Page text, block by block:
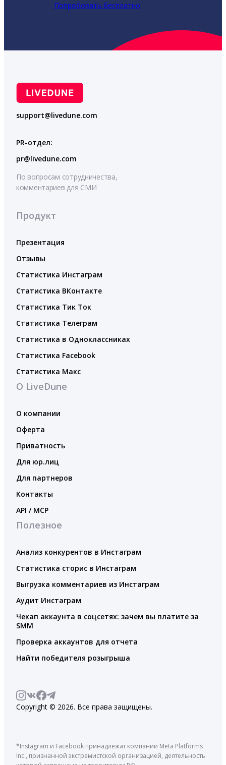
Попробовать бесплатно
support@livedune.com
PR-отдел:
pr@livedune.com
По вопросам сотрудничества,
комментариев для СМИ
Продукт
Презентация
Отзывы
Статистика Инстаграм
Статистика ВКонтакте
Статистика Тик Ток
Статистика Телеграм
Статистика в Одноклассниках
Статистика Facebook
Статистика Макс
О LiveDune
О компании
Оферта
Приватность
Для юр.лиц
Для партнеров
Контакты
API / MCP
Полезное
Анализ конкурентов в Инстаграм
Статистика сторис в Инстаграм
Выгрузка комментариев из Инстаграм
Аудит Инстаграм
Чекап аккаунта в соцсетях: зачем вы платите за
SMM
Проверка аккаунтов для отчета
Найти победителя розыгрыша
Copyright © 2026. Все права защищены.
*Instagram и Facebook принадлежат компании Meta Platforms
Inc., признанной экстремистской организацией, деятельность